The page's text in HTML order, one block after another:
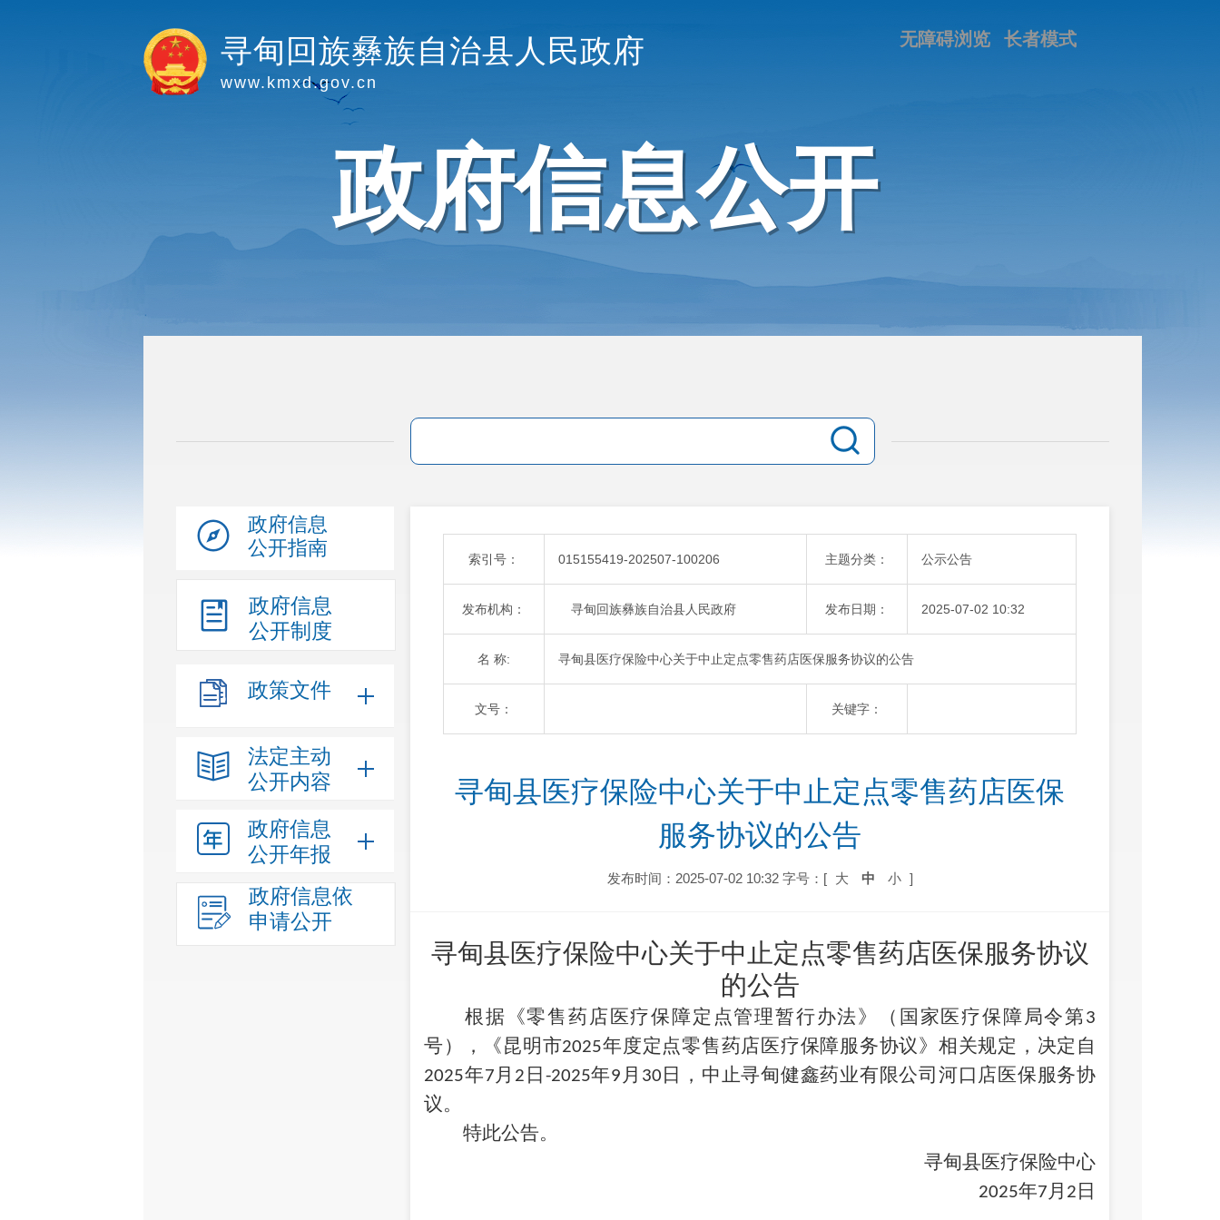
长者模式
无障碍浏览
寻甸回族彝族自治县人民政府
www.kmxd.gov.cn
政府信息公开
政府信息
公开指南
政府信息
公开制度
政策文件
法定主动
公开内容
政府信息
公开年报
政府信息依
申请公开
索引号： 015155419-202507-100206 主题分类： 公示公告
发布机构： 寻甸回族彝族自治县人民政府 发布日期： 2025-07-02 10:32
名 称: 寻甸县医疗保险中心关于中止定点零售药店医保服务协议的公告
文号： 关键字：
寻甸县医疗保险中心关于中止定点零售药店医保
服务协议的公告
发布时间：2025-07-02 10:32 字号：[ 大 中 小 ]
寻甸县医疗保险中心关于中止定点零售药店医保服务协议
的公告
根据《零售药店医疗保障定点管理暂行办法》（国家医疗保障局令第3
号） ， 《昆明市2025年度定点零售药店医疗保障服务协议》 相关规定 ，决定自
2025年7月 2 日 -2025年9 月 30 日 ， 中止寻甸健鑫药业有限公司河口店 医保服务协
议。
特此公告。
寻甸县医疗保险中心
2025年7月 2 日